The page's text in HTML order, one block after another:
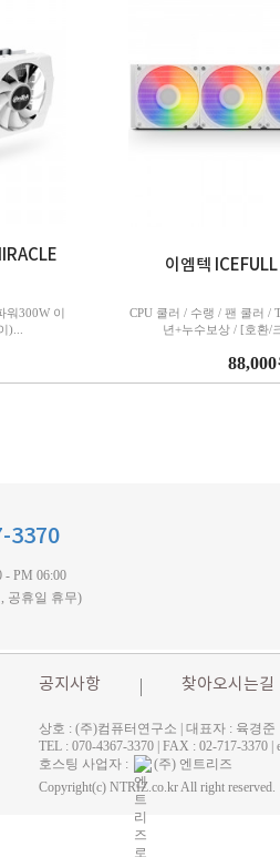
워300W 이
)...
이엠텍
CPU 쿨러 / 수랭 / 팬 쿨러 /
년+누수보상 / [호환/
3370
- PM 06:00
공휴일 휴무)
공지사항 찾아오시는길
상호 : (주)컴퓨터연구소 | 대표자 : 육경
TEL : 070-4367-3370 | FAX : 02-717-
호스팅 사업자 :
(주) 엔트리즈
Copyright(c) NTRIZ.co.kr All right reserved.